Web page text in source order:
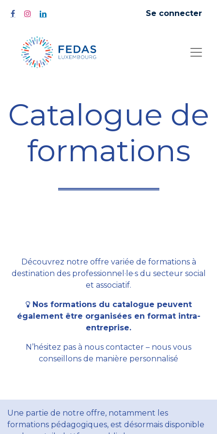
Se connecter
Catalogue de
formations
Découvrez notre offre variée de formations à
destination des professionnel·le·s du secteur social
et associatif.
Nos formations du catalogue peuvent
également être organisées en format intra-
entreprise.
N’hésitez pas à nous contacter – nous vous
conseillons de manière personnalisé
Une partie de notre offre, notamment les
formations pédagogiques, est désormais disponible